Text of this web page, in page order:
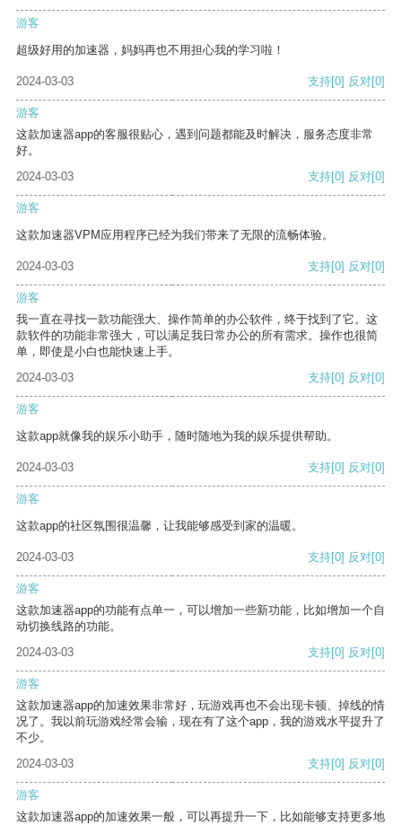
游客
超级好用的加速器，妈妈再也不用担心我的学习啦！
2024-03-03 支持[0] 反对[0]
游客
这款加速器app的客服很贴心，遇到问题都能及时解决，服务态度非常
好。
2024-03-03
支持[0] 反对[0]
游客
这款加速器VPM应用程序已经为我们带来了无限的流畅体验。
2024-03-03 支持[0] 反对[0]
游客
我一直在寻找一款功能强大、操作简单的办公软件，终于找到了它。这
款软件的功能非常强大，可以满足我日常办公的所有需求。操作也很简
单，即使是小白也能快速上手。
2024-03-03
支持[0] 反对[0]
游客
这款app就像我的娱乐小助手，随时随地为我的娱乐提供帮助。
2024-03-03 支持[0] 反对[0]
游客
这款app的社区氛围很温馨，让我能够感受到家的温暖。
2024-03-03 支持[0] 反对[0]
游客
这款加速器app的功能有点单一，可以增加一些新功能，比如增加一个自
动切换线路的功能。
2024-03-03
支持[0] 反对[0]
游客
这款加速器app的加速效果非常好，玩游戏再也不会出现卡顿、掉线的情
况了。我以前玩游戏经常会输，现在有了这个app，我的游戏水平提升了
不少。
2024-03-03
支持[0] 反对[0]
游客
这款加速器app的加速效果一般，可以再提升一下，比如能够支持更多地